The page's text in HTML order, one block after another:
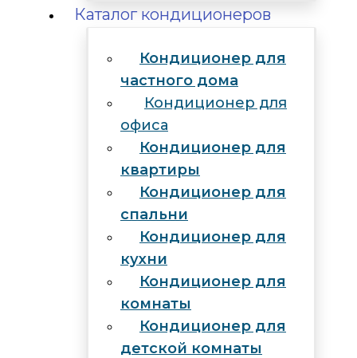
Каталог кондиционеров
Кондиционер для
частного дома
Кондиционер для
офиса
Кондиционер для
квартиры
Кондиционер для
спальни
Кондиционер для
кухни
Кондиционер для
комнаты
Кондиционер для
детской комнаты